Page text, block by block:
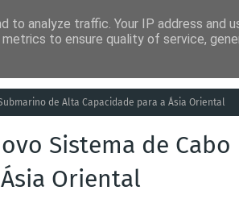
Humor Saúde
de Alta Capacidade para a Ásia Oriental
Sistema de Cabo
Oriental
to analyze traffic. Your IP address and
to ensure quality of service,